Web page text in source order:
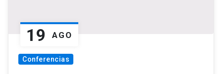
19 AGO
Conferencias